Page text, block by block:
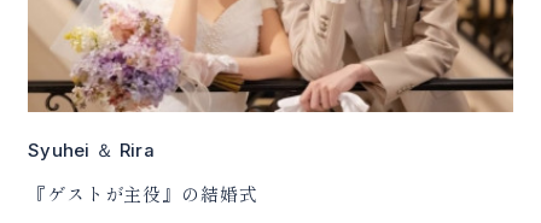
Syuhei ＆ Rira
『ゲストが主役』の結婚式